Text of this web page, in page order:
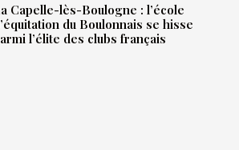
Capelle-lès-Boulogne : l’école
du Boulonnais se hisse
l’élite des clubs français